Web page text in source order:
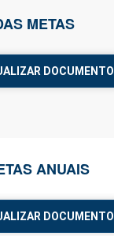
METAS
DOCUMENTO
ANUAIS
DOCUMENTO